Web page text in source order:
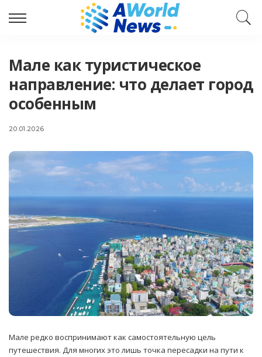
Мале как туристическое
направление: что делает город
особенным
20.01.2026
Мале редко воспринимают как самостоятельную цель
путешествия. Для многих это лишь точка пересадки на пути к